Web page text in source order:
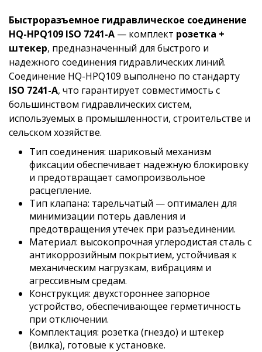
Быстроразъемное гидравлическое соединение
HQ-HPQ109 ISO 7241-A — комплект розетка +
штекер, предназначенный для быстрого и
надежного соединения гидравлических линий.
Соединение HQ-HPQ109 выполнено по стандарту
ISO 7241-A, что гарантирует совместимость с
большинством гидравлических систем,
используемых в промышленности, строительстве и
сельском хозяйстве.
Тип соединения: шариковый механизм
фиксации обеспечивает надежную блокировку
и предотвращает самопроизвольное
расцепление.
Тип клапана: тарельчатый — оптимален для
минимизации потерь давления и
предотвращения утечек при разъединении.
Материал: высокопрочная углеродистая сталь с
антикоррозийным покрытием, устойчивая к
механическим нагрузкам, вибрациям и
агрессивным средам.
Конструкция: двухстороннее запорное
устройство, обеспечивающее герметичность
при отключении.
Комплектация: розетка (гнездо) и штекер
(вилка), готовые к установке.